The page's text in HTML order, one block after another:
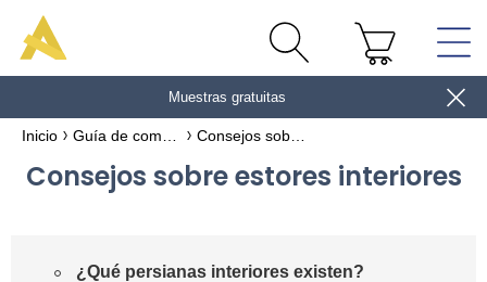
Muestras gratuitas
Inicio
Consejos sobre estores interiores
¿Qué persianas interiores existen?